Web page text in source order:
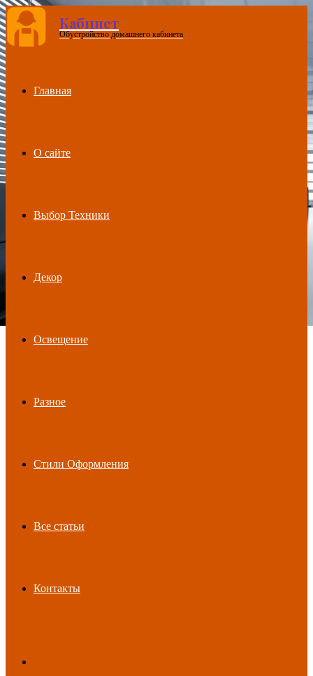
Menu
Кабинет
Обустройство домашнего кабинета
Главная
О сайте
Выбор Техники
Декор
Освещение
Разное
Стили Оформления
Все статьи
Контакты